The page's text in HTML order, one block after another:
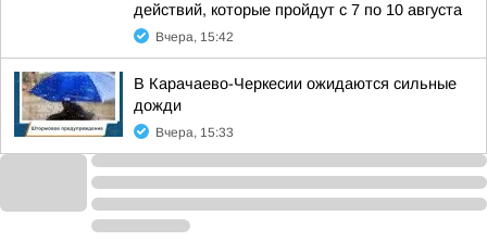
действий, которые пройдут с 7 по 10 августа
Вчера, 15:42
В Карачаево-Черкесии ожидаются сильные
дожди
Вчера, 15:33